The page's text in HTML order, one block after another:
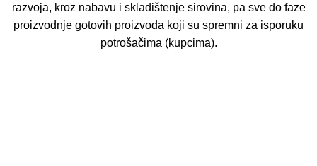
razvoja, kroz nabavu i skladištenje sirovina, pa sve do faze
proizvodnje gotovih proizvoda koji su spremni za isporuku
potrošačima (kupcima).